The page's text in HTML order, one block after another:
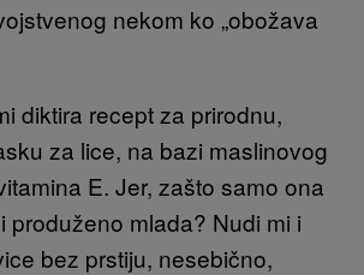
nekom ko „obožava
diktira recept za prirodnu,
za lice, na bazi maslinovog
E. Jer, zašto samo ona
produženo mlada? Nudi mi i
bez prstiju, nesebično,